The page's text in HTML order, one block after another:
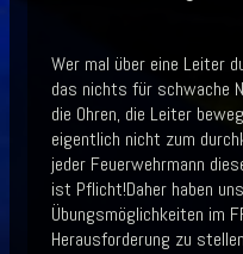
Wer mal über eine Leiter
das nichts für schwache
die Ohren, die Leiter
eigentlich nicht zum
jeder Feuerwehrmann
ist Pflicht!Daher haben
Übungsmöglichkeiten im
Herausforderung zu stellen